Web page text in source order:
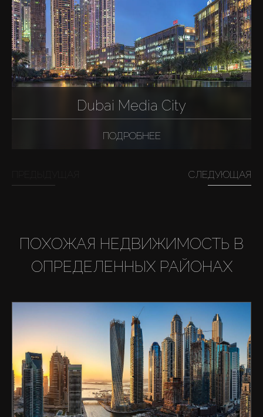
Аренда
Продажа
Новостройки
Dubai Media City
ПОДРОБНЕЕ
СЛЕДУЮЩАЯ
ПОХОЖАЯ НЕДВИЖИМОСТЬ В
ОПРЕДЕЛЕННЫХ РАЙОНАХ